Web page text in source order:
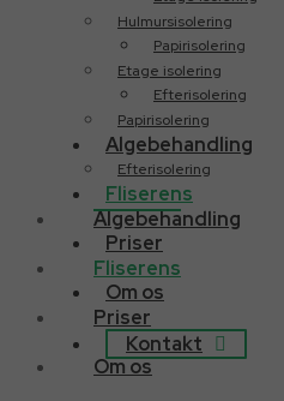
Papirisolering
Efterisolering
Algebehandling
Fliserens
Priser
Om os
Kontakt
Hulmursisolering
Etage isolering
Papirisolering
Efterisolering
Algebehandling
Fliserens
Priser
Om os